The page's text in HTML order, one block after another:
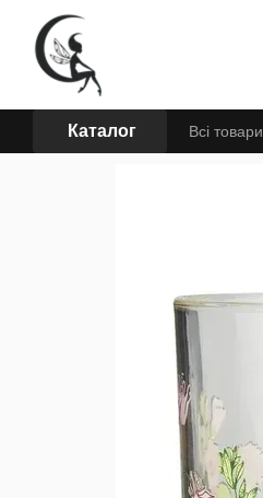
Перейти до основного контенту
Каталог Всі товари